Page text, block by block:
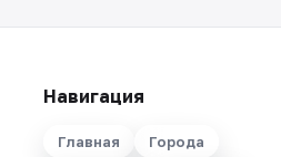
Навигация
Главная Города